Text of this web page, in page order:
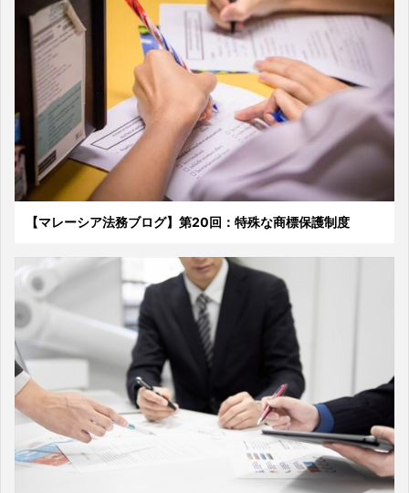
【マレーシア法務ブログ】第20回：特殊な商標保護制度